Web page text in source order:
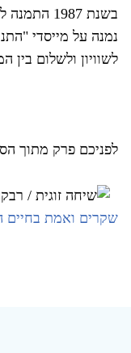
בשנת
לשוויון ולשלום בין
לפניכם פרק מתוך
שקרים ואמת בחיים